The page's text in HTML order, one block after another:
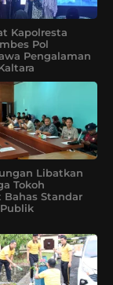
Kapolresta
Pol
Pengalaman
Libatkan
Tokoh
Bahas Standar